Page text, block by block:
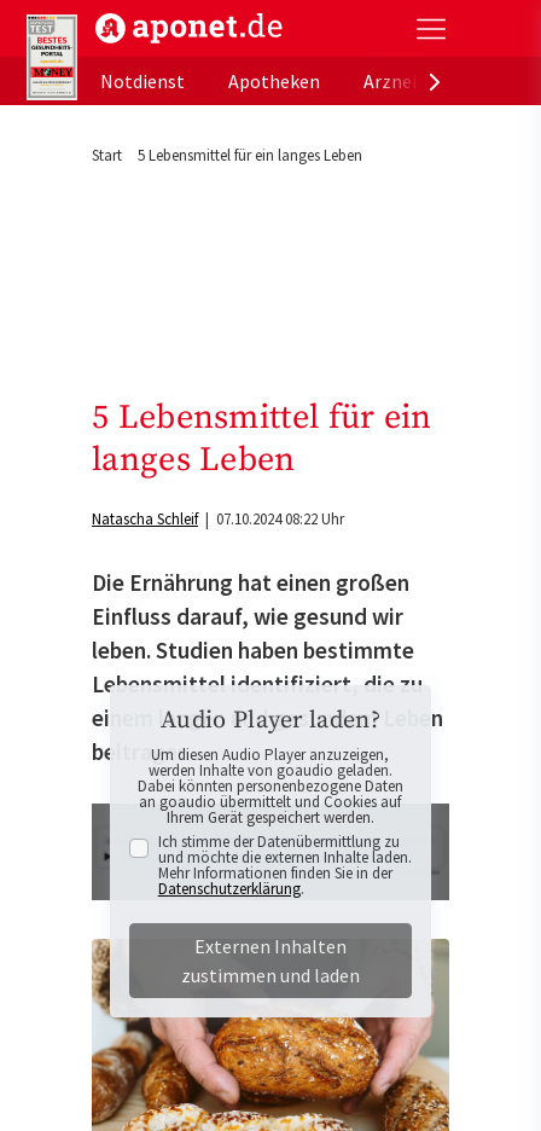
aponet.de - Das offizielle Gesundheitsportal der
Notdienst
Apotheken
Start 5 Lebensmittel für ein langes Leben
5 Lebensmittel für ein
langes Leben
Natascha Schleif| 07.10.2024 08:22 Uhr
Die Ernährung hat einen großen
Einfluss darauf, wie gesund wir
leben. Studien haben bestimmte
Lebensmittel identifiziert, die zu
einem langen und gesundem Leben
beitragen.
Audio Player laden?
Um diesen Audio Player anzuzeigen,
werden Inhalte von goaudio geladen.
Dabei könnten personenbezogene Daten
an goaudio übermittelt und Cookies auf
Ihrem Gerät gespeichert werden.
Ich stimme der Datenübermittlung zu
und möchte die externen Inhalte laden.
Mehr Informationen finden Sie in der
Datenschutzerklärung.
Externen Inhalten
zustimmen und laden